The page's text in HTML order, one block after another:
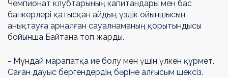
Чемпионат клубтарының капитандары мен бас
бапкерлері қатысқан айдың үздік ойыншысын
анықтауға арналған сауалнаманың қорытындысы
бойынша Байтана топ жарды.
- Мұндай марапатқа ие болу мен үшін үлкен құрмет.
Саған дауыс бергендердің бәріне алғысым шексіз.